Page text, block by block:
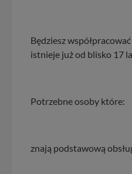
Będziesz
istnieje już od blisko 17
Potrzebne osoby które:
znają podstawową